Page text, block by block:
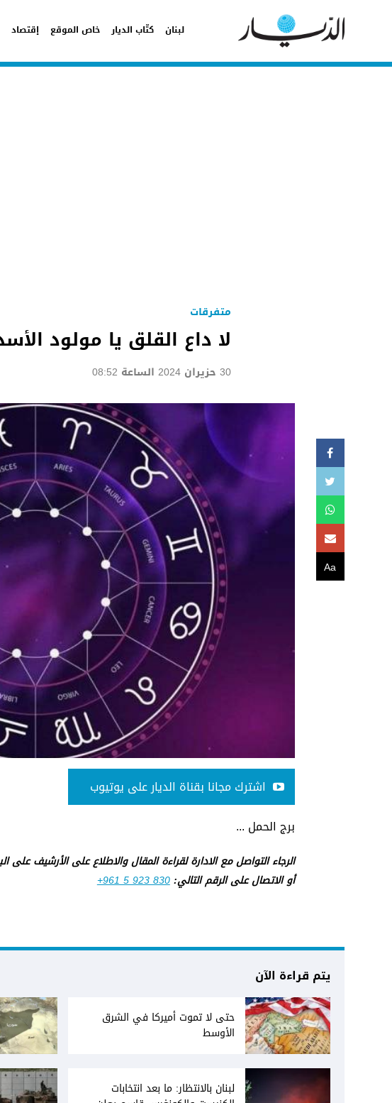
لبنان كتّاب الديار خاص الموقع إقتصاد
متفرقات
لا داع القلق يا مولود
30 حزيران 2024 الساعة 08:52
Aa
اشترك مجانا بقناة الديار على يوتيوب
برج الحمل ...
الرجاء التواصل مع الادارة لقراءة المقال والاطلاع على الأرشيف على
أو الاتصال على الرقم التالي:+961 5 923 830
يتم قراءة الآن
حتى لا تموت أميركا في الشرق
الأوسط
لبنان بالانتظار: ما بعد انتخابات